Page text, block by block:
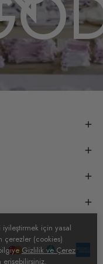
iyileştirmek için yasal
çerezler (cookies)
Gizlilik ve Çerez
erişebilirsiniz.